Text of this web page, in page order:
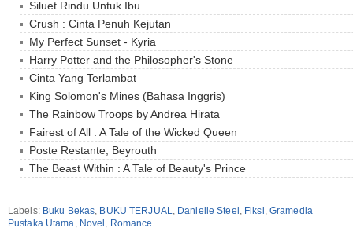
Siluet Rindu Untuk Ibu
Crush : Cinta Penuh Kejutan
My Perfect Sunset - Kyria
Harry Potter and the Philosopher's Stone
Cinta Yang Terlambat
King Solomon's Mines (Bahasa Inggris)
The Rainbow Troops by Andrea Hirata
Fairest of All : A Tale of the Wicked Queen
Poste Restante, Beyrouth
The Beast Within : A Tale of Beauty's Prince
Labels: Buku Bekas, BUKU TERJUAL, Danielle Steel , Fiksi, Gramedia
Pustaka Utama, Novel , Romance